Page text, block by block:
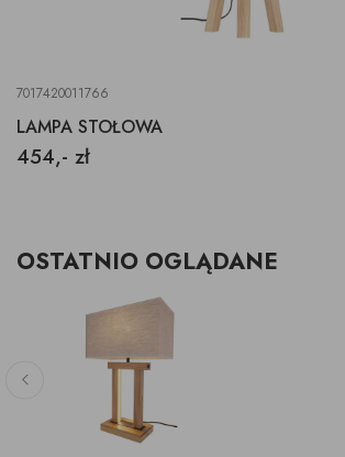
7017420011766
LAMPA STOŁOWA
454,- zł
OSTATNIO OGLĄDANE